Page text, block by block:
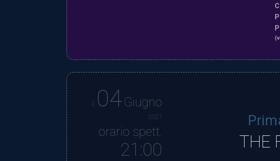
THE
il 04 Giugno
2021
orario spett.
21:00